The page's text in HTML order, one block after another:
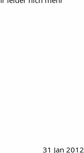
31 Jan 2012